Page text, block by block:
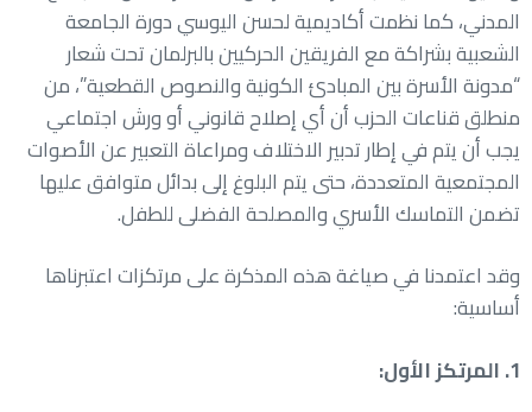
المدني، كما نظمت أكاديمية لحسن اليوسي دورة الجامعة
الشعبية بشراكة مع الفريقين الحركيين بالبرلمان تحت شعار
“مدونة الأسرة بين المبادئ الكونية والنصوص القطعية”، من
منطلق قناعات الحزب أن أي إصلاح قانوني أو ورش اجتماعي
يجب أن يتم في إطار تدبير الاختلاف ومراعاة التعبير عن الأصوات
المجتمعية المتعددة، حتى يتم البلوغ إلى بدائل متوافق عليها
تضمن التماسك الأسري والمصلحة الفضلى للطفل.
وقد اعتمدنا في صياغة هذه المذكرة على مرتكزات اعتبرناها
أساسية:
1. المرتكز الأول: